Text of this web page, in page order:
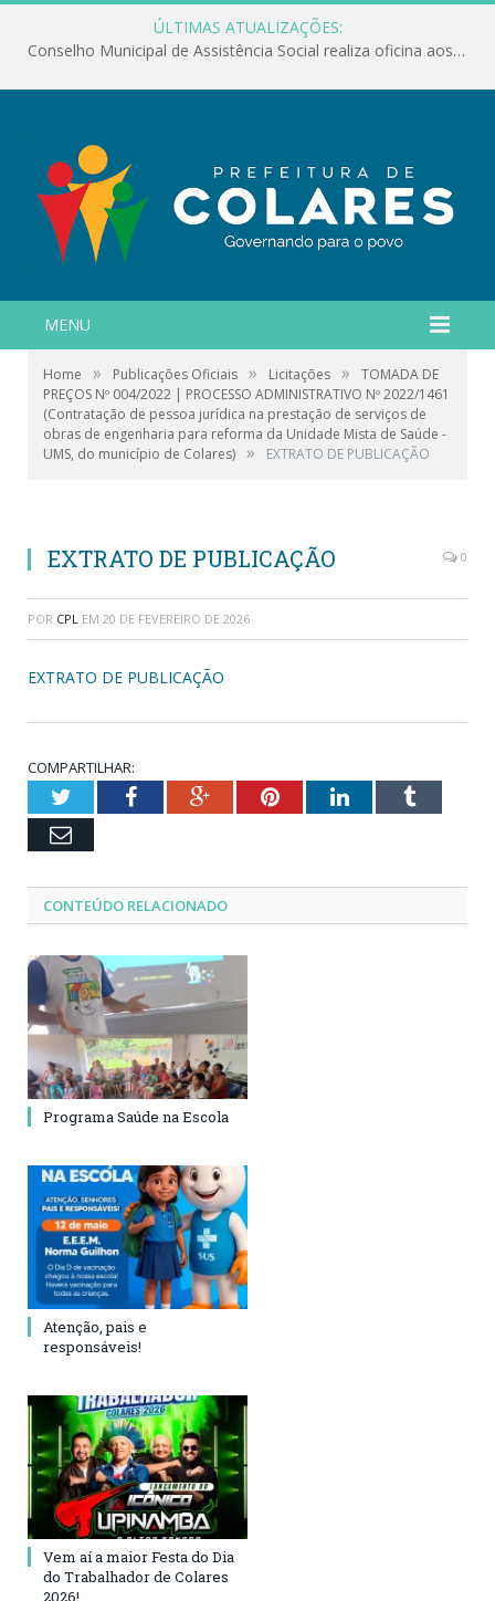
ÚLTIMAS ATUALIZAÇÕES:
Conselho Municipal de Assistência Social realiza oficina aos servidores
MENU
Home » Publicações Oficiais » Licitações »
TOMADA DE
PREÇOS Nº 004/2022 | PROCESSO ADMINISTRATIVO Nº 2022/1461
(Contratação de pessoa jurídica na prestação de serviços de
obras de engenharia para reforma da Unidade Mista de Saúde -
UMS, do município de Colares) » EXTRATO DE PUBLICAÇÃO
EXTRATO DE PUBLICAÇÃO 0
POR CPL EM 20 DE FEVEREIRO DE 2026
EXTRATO DE PUBLICAÇÃO
COMPARTILHAR:
TwitterFacebookGoogle+PinterestLinkedInTumblr
Email
CONTEÚDO RELACIONADO
Programa Saúde na Escola
Atenção, pais e
responsáveis!
Vem aí a maior Festa do Dia
do Trabalhador de Colares